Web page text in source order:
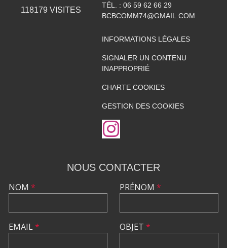
118179 VISITES
TÉL. : 06 59 62 66 29
BCBCOMM74@GMAIL.COM
INFORMATIONS LÉGALES
SIGNALER UN CONTENU
INAPPROPRIÉ
CHARTE COOKIES
GESTION DES COOKIES
NOUS CONTACTER
NOM *
EMAIL*
PRÉNOM *
OBJET *